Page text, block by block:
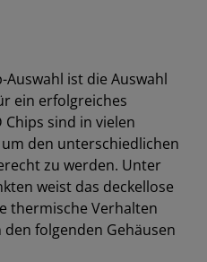
Auswahl ist die Auswahl
ein erfolgreiches
sind in vielen
den unterschiedlichen
zu werden. Unter
weist das deckellose
thermische Verhalten
folgenden Gehäusen